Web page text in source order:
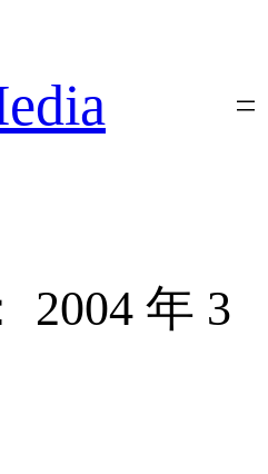
2004 年 3